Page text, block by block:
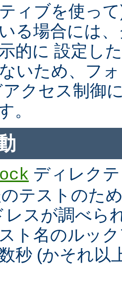
ィブを使っ
る場合には
的に 設定し
いため、フ
アクセス制御
。
ディレク
テストのた
レスが調べら
ト名のルッ
秒 (かそれ以